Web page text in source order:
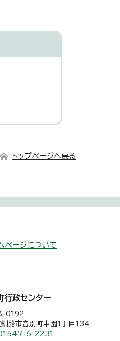
トップページへ戻る
ページについて
行政センター
0192
釧路市音別町中園1丁目134
6-2231